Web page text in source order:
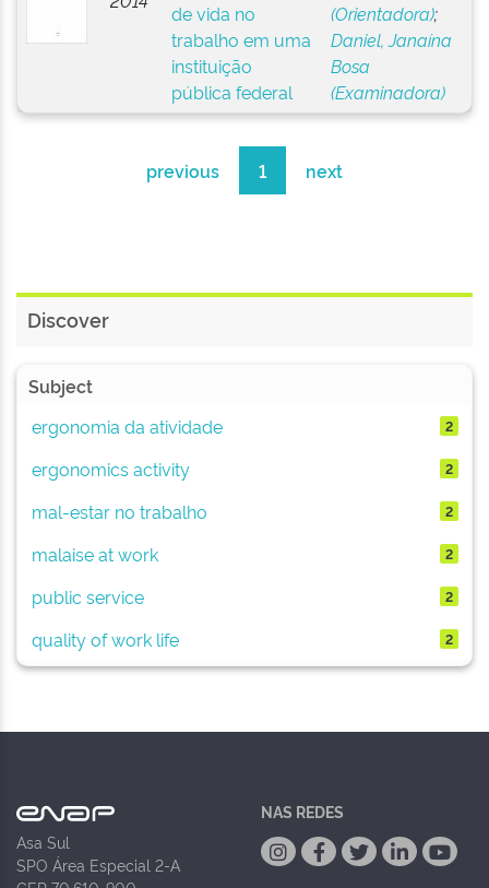
de vida no
trabalho em uma
instituição
pública federal
(Orientadora);
Daniel, Janaína
Bosa
(Examinadora)
previous 1 next
Discover
Subject
ergonomia da atividade
2
ergonomics activity 2
mal-estar no trabalho 2
malaise at work 2
public service 2
quality of work life 2
Asa Sul
SPO Área Especial 2-A
NAS REDES